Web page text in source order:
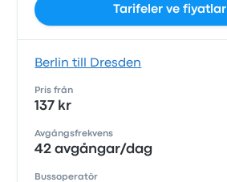
Tarifeler ve fiyatlar
Berlin till Dresden
Pris från
137 kr
Avgångsfrekvens
42 avgångar/dag
Bussoperatör